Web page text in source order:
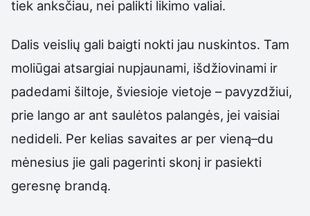
tiek anksčiau, nei palikti likimo valiai.
Dalis veislių gali baigti nokti jau nuskintos. Tam
moliūgai atsargiai nupjaunami, išdžiovinami ir
padedami šiltoje, šviesioje vietoje – pavyzdžiui,
prie lango ar ant saulėtos palangės, jei vaisiai
nedideli. Per kelias savaites ar per vieną–du
mėnesius jie gali pagerinti skonį ir pasiekti
geresnę brandą.